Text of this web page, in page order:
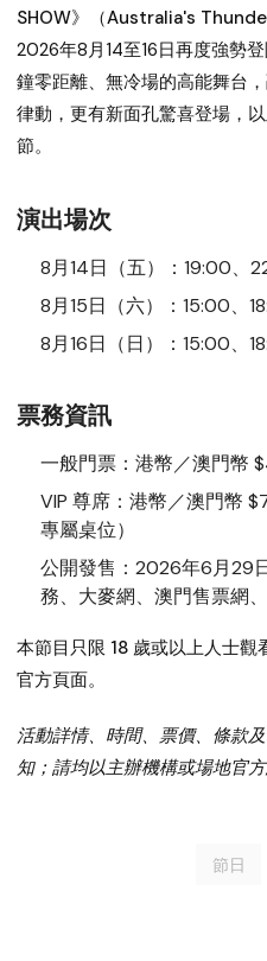
SHOW》（Australia's
2026年8月14至16日再度強勢
鐘零距離、無冷場的高能舞台
律動，更有新面孔驚喜登場，
節。
演出場次
8月14日（五）
：19:00、
8月15日（六）
：15:00、
8月16日（日）
：15:00、
票務資訊
一般門票 ：港幣／澳門幣
VIP 尊席 ：港幣／澳門幣
專屬桌位）
公開發售 ：2026年6月29
務、大麥網、澳門售票網
本節目只限 18 歲或以上人士
官方頁面。
活動詳情、時間、票價、條款
知；請均以主辦機構或場地官方
節日